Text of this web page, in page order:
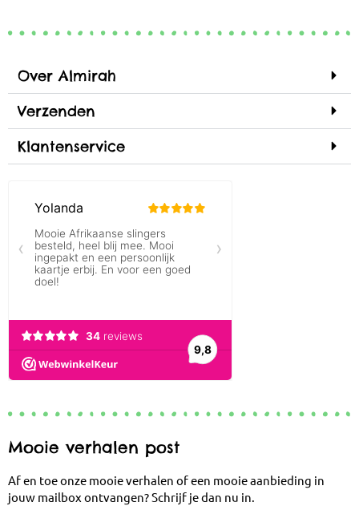
Over Almirah
Verzenden
Klantenservice
Mooie verhalen post
Af en toe onze mooie verhalen of een mooie aanbieding in
jouw mailbox ontvangen? Schrijf je dan nu in.